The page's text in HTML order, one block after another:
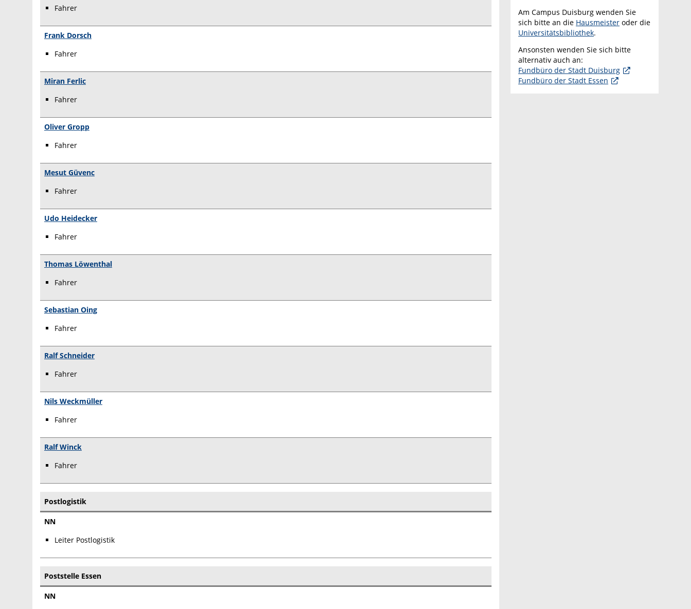
Fahrer
Frank Dorsch
Fahrer
Miran Ferlic
Fahrer
Oliver Gropp
Fahrer
Mesut Güvenc
Fahrer
Udo Heidecker
Fahrer
Thomas Löwenthal
Fahrer
Sebastian Oing
Fahrer
Ralf Schneider
Fahrer
Nils Weckmüller
Fahrer
Ralf Winck
Fahrer
Postlogistik
NN
Leiter Postlogistik
Poststelle Essen
NN
Am Campus Duisburg wenden Sie
sich bitte an die Hausmeister oder die
Universitätsbibliothek.
Ansonsten wenden Sie sich bitte
alternativ auch an:
Fundbüro der Stadt Duisburg
Fundbüro der Stadt Essen